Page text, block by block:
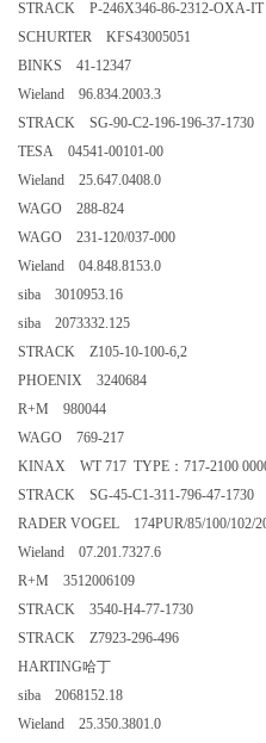
STRACK P-246X346-86-2312-OXA-IT
SCHURTER KFS43005051
BINKS 41-12347
Wieland 96.834.2003.3
STRACK SG-90-C2-196-196-37-1730
TESA 04541-00101-00
Wieland 25.647.0408.0
WAGO 288-824
WAGO 231-120/037-000
Wieland 04.848.8153.0
siba 3010953.16
siba 2073332.125
STRACK Z105-10-100-6,2
PHOENIX 3240684
R+M 980044
WAGO 769-217
KINAX WT 717 TYPE：717-2100
STRACK SG-45-C1-311-796-47-1730
RADER VOGEL 174PUR/85/100/102/
Wieland 07.201.7327.6
R+M 3512006109
STRACK 3540-H4-77-1730
STRACK Z7923-296-496
HARTING哈丁
siba 2068152.18
Wieland 25.350.3801.0